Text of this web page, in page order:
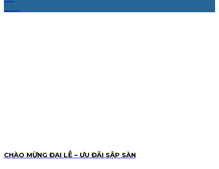
CHÀO MỪNG ĐẠI LỄ – ƯU ĐÃI SẬP SÀN